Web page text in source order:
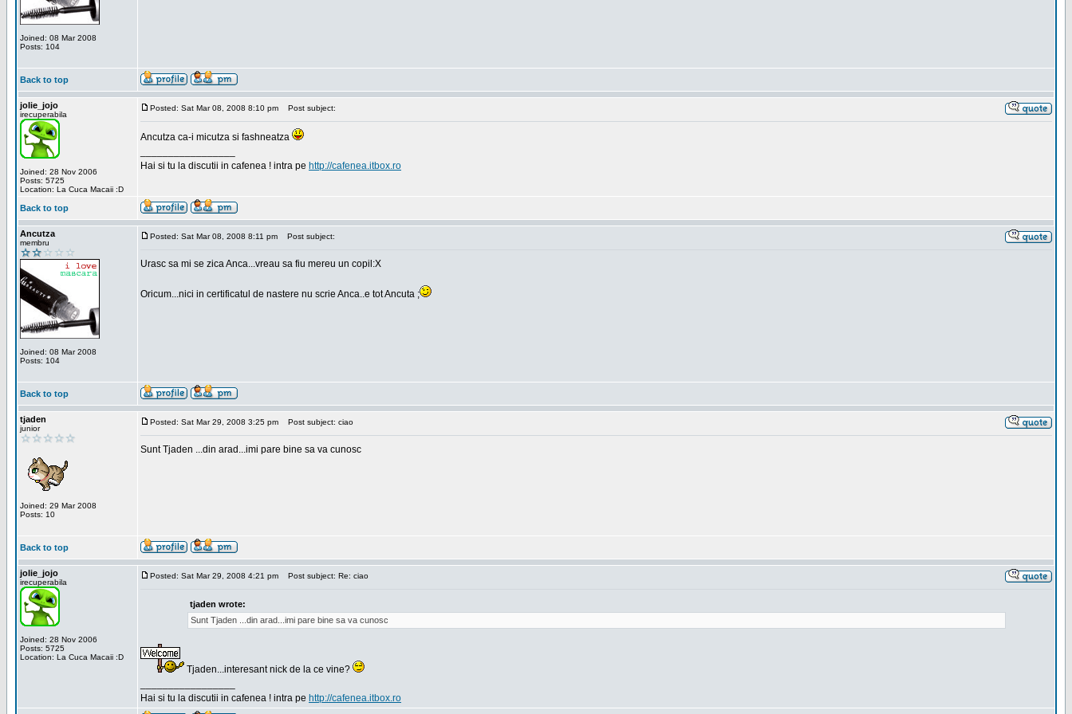
Joined: 08 Mar 2008
Posts: 104
Back to top
jolie_jojo
irecuperabila
Joined: 28 Nov 2006
Posts: 5725
Location: La Cuca Macaii :D
Posted: Sat Mar 08, 2008 8:10 pm Post subject:
Ancutza ca-i micutza si fashneatza
Hai si tu la discutii in cafenea ! intra pe http://cafenea.itbox.ro
Back to top
Ancutza
membru
Joined: 08 Mar 2008
Posts: 104
Posted: Sat Mar 08, 2008 8:11 pm Post subject:
Urasc sa mi se zica Anca...vreau sa fiu mereu un copil:X
Oricum...nici in certificatul de nastere nu scrie Anca..e tot Ancuta ;
Back to top
tjaden
junior
Joined: 29 Mar 2008
Posts: 10
Posted: Sat Mar 29, 2008 3:25 pm Post subject: ciao
Sunt Tjaden ...din arad...imi pare bine sa va cunosc
Back to top
jolie_jojo
irecuperabila
Joined: 28 Nov 2006
Posts: 5725
Location: La Cuca Macaii :D
Posted: Sat Mar 29, 2008 4:21 pm Post subject: Re: ciao
tjaden wrote:
Sunt Tjaden ...din arad...imi pare bine sa va cunosc
Tjaden...interesant nick de la ce vine?
Hai si tu la discutii in cafenea ! intra pe http://cafenea.itbox.ro